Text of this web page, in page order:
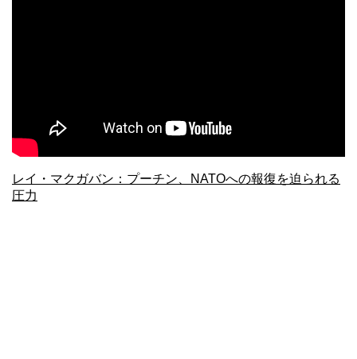
レイ・マクガバン：プーチン、NATOへの報復を迫られる
圧力